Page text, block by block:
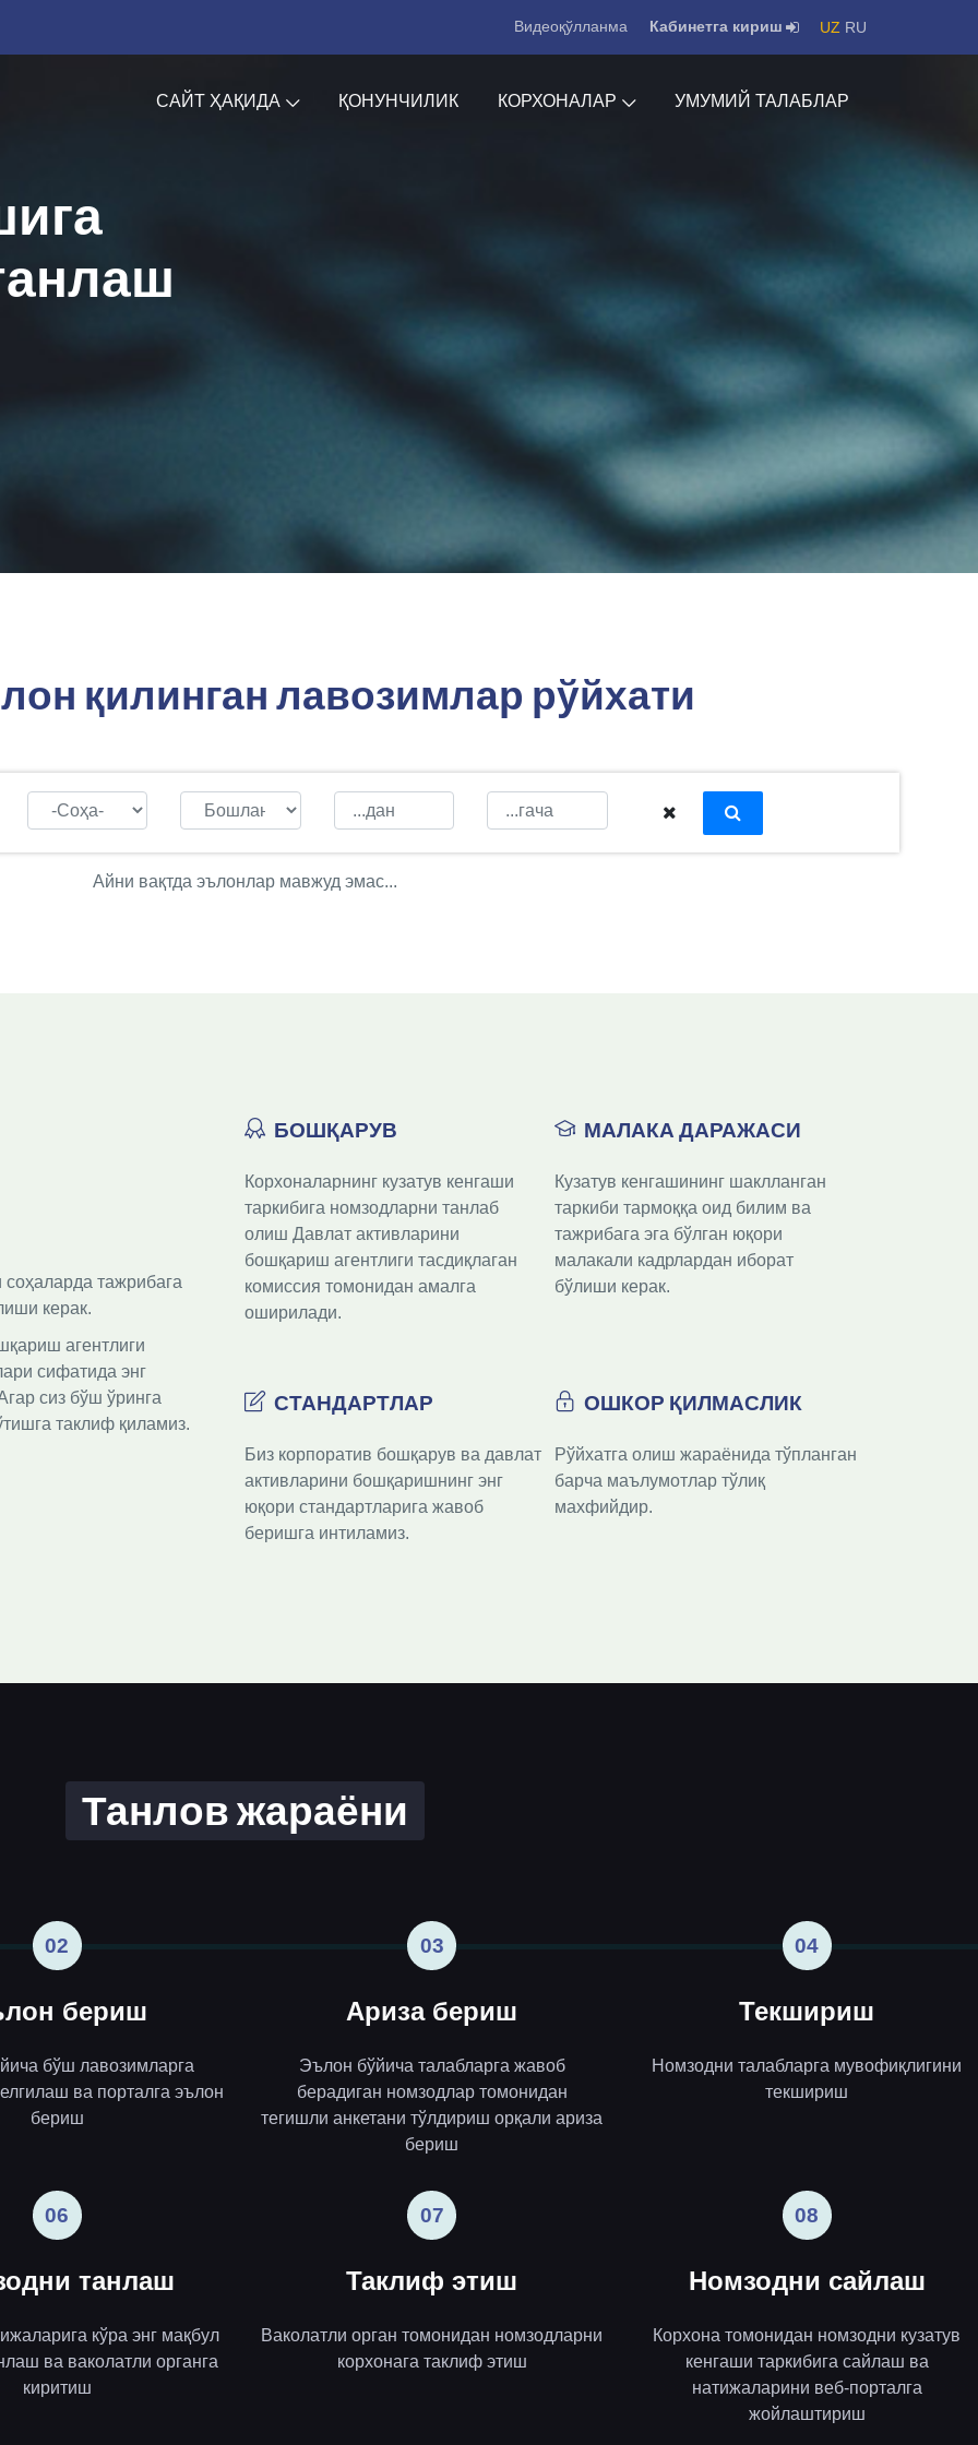
Видеоқўлланма Кабинетга кириш UZ RU
САЙТ ҲАҚИДА ҚОНУНЧИЛИК КОРХОНАЛАР УМУМИЙ ТАЛАБЛАР
қилинган лавозимлар рўйхати
Айни вақтда эълонлар мавжуд эмас...
соҳаларда тажрибага
керак.
агентлиги
сифатида энг
сиз бўш ўринга
таклиф қиламиз.
БОШҚАРУВ
Корхоналарнинг кузатув кенгаши
таркибига номзодларни танлаб
олиш Давлат активларини
бошқариш агентлиги тасдиқлаган
комиссия томонидан амалга
оширилади.
МАЛАКА ДАРАЖАСИ
Кузатув кенгашининг шаклланган
таркиби тармоққа оид билим ва
тажрибага эга бўлган юқори
малакали кадрлардан иборат
бўлиши керак.
СТАНДАРТЛАР
Биз корпоратив бошқарув ва давлат
активларини бошқаришнинг энг
юқори стандартларига жавоб
беришга интиламиз.
ОШКОР ҚИЛМАСЛИК
Рўйхатга олиш жараёнида тўпланган
барча маълумотлар тўлиқ
махфийдир.
Танлов жараёни
02
бериш
бўш лавозимларга
ва порталга эълон
бериш
03
Ариза бериш
Эълон бўйича талабларга жавоб
берадиган номзодлар томонидан
тегишли анкетани тўлдириш орқали ариза
бериш
04
Текшириш
Номзодни талабларга мувофиқлигини
текшириш
06
танлаш
кўра энг мақбул
ва ваколатли органга
киритиш
07
Таклиф этиш
Ваколатли орган томонидан номзодларни
корхонага таклиф этиш
08
Номзодни сайлаш
Корхона томонидан номзодни кузатув
кенгаши таркибига сайлаш ва
натижаларини веб-порталга
жойлаштириш